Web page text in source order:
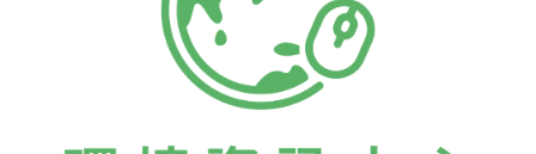
路施工經費調整為規劃國家步道的經費。 如果蘇院長的承
諾能落實的話，將公路開發調整為成立國家步道，將會是
蘇院長任內「挑戰2008國家發展重點計畫」重大的政績，
所獲得的民間聲望及回應日前民間發起「夢想千里，步向